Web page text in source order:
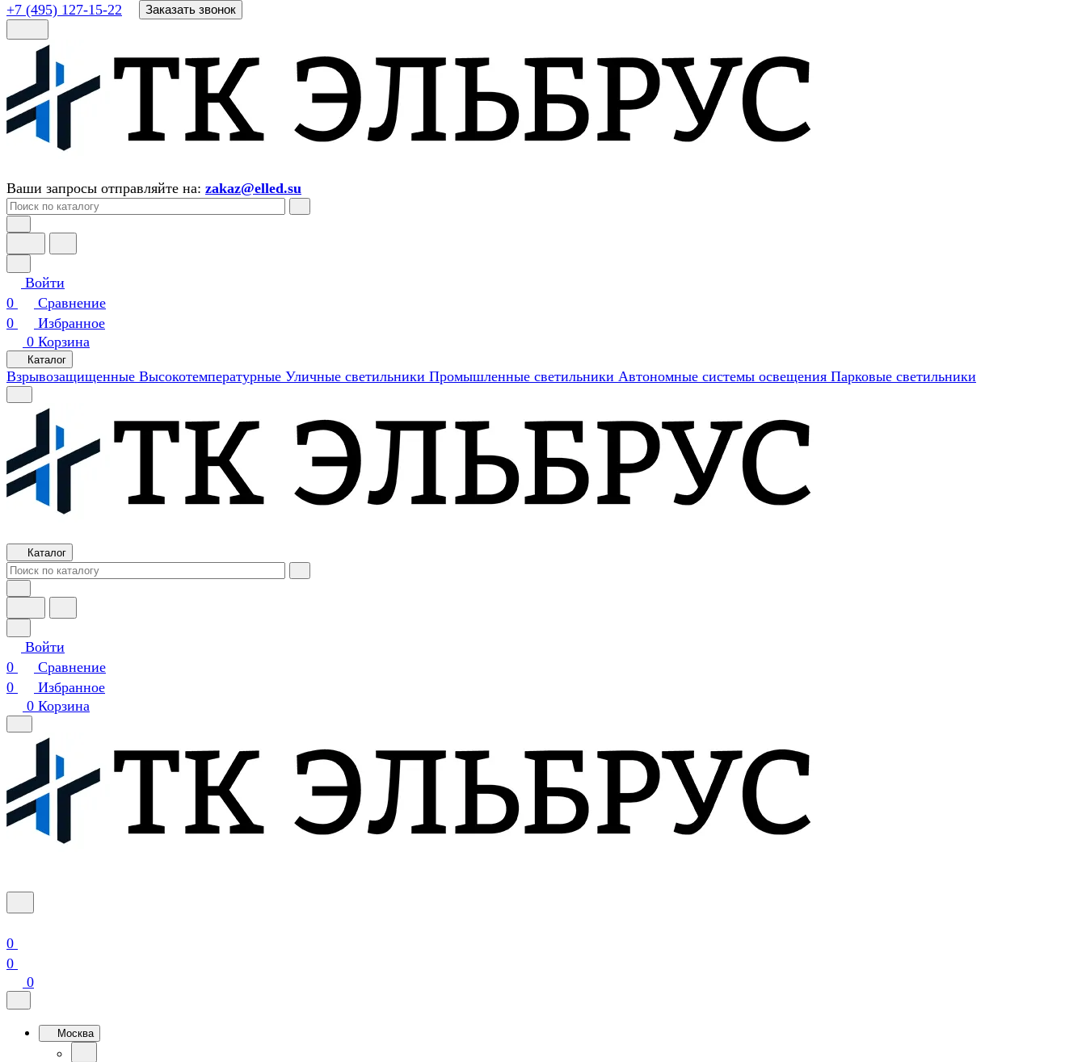
+7 (495) 127-15-22 Заказать звонок
Ваши запросы отправляйте на: zakaz@elled.su
Войти
0
Сравнение
0
Избранное
0 Корзина
Каталог
Взрывозащищенные Высокотемпературные Уличные светильники Промышленные светильники Автономные системы освещения Парковые светильники
Каталог
Войти
0
Сравнение
0
Избранное
0 Корзина
0
0
0
Москва